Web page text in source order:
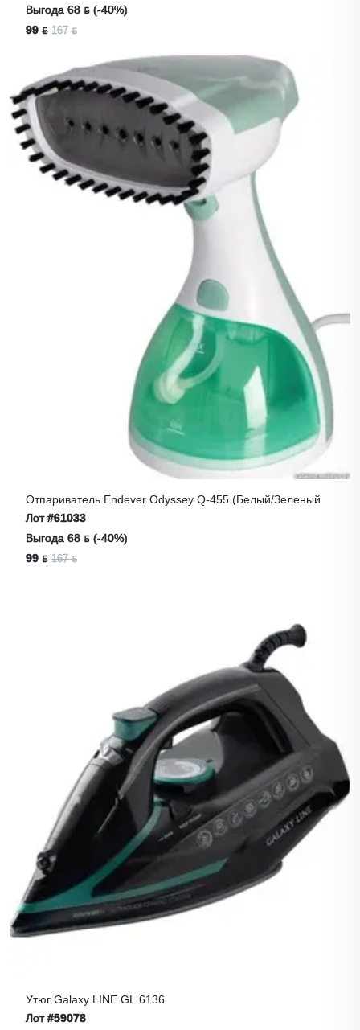
Выгода 68 ƃ (-40%)
99 ƃ 167 ƃ
Отпариватель Endever Odyssey Q-455 (белый/зеленый
Лот#61033
Выгода 68 ƃ (-40%)
99 ƃ 167 ƃ
Утюг Galaxy LINE GL 6136
Лот#59078